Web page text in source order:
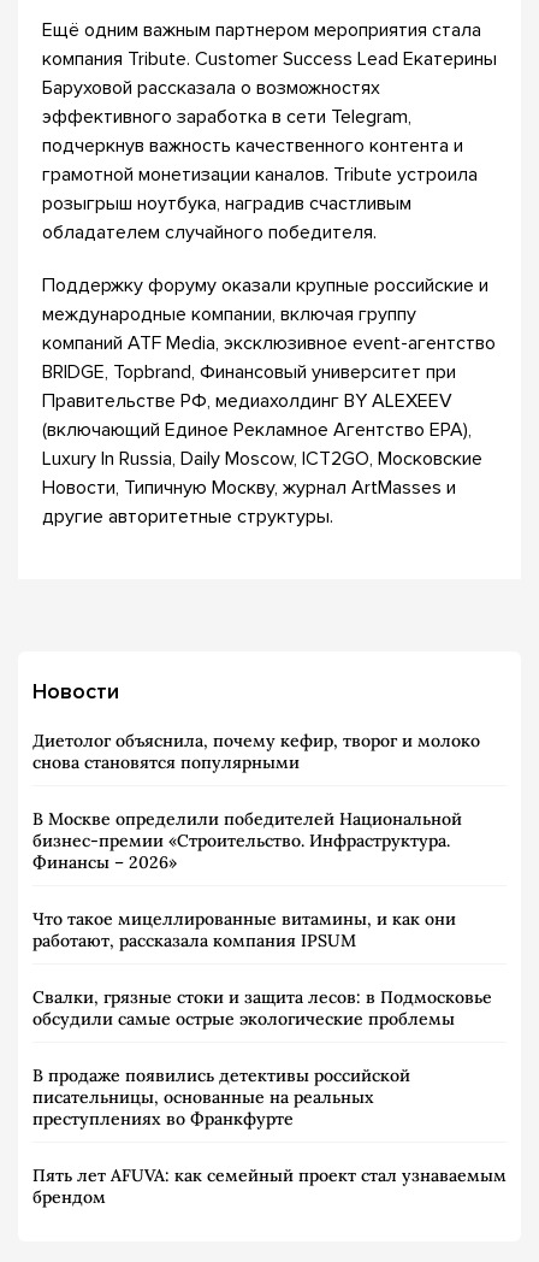
Ещё одним важным партнером мероприятия стала
компания Tribute. Customer Success Lead Екатерины
Баруховой рассказала о возможностях
эффективного заработка в сети Telegram,
подчеркнув важность качественного контента и
грамотной монетизации каналов. Tribute устроила
розыгрыш ноутбука, наградив счастливым
обладателем случайного победителя.
Поддержку форуму оказали крупные российские и
международные компании, включая группу
компаний ATF Media, эксклюзивное event-агентство
BRIDGE, Topbrand, Финансовый университет при
Правительстве РФ, медиахолдинг BY ALEXEEV
(включающий Единое Рекламное Агентство ЕРА),
Luxury In Russia, Daily Moscow, ICT2GO, Московские
Новости, Типичную Москву, журнал ArtMasses и
другие авторитетные структуры.
Новости
Диетолог объяснила, почему кефир, творог и молоко
снова становятся популярными
В Москве определили победителей Национальной
бизнес-премии «Строительство. Инфраструктура.
Финансы – 2026»
Что такое мицеллированные витамины, и как они
работают, рассказала компания IPSUM
Свалки, грязные стоки и защита лесов: в Подмосковье
обсудили самые острые экологические проблемы
В продаже появились детективы российской
писательницы, основанные на реальных
преступлениях во Франкфурте
Пять лет AFUVA: как семейный проект стал узнаваемым
брендом